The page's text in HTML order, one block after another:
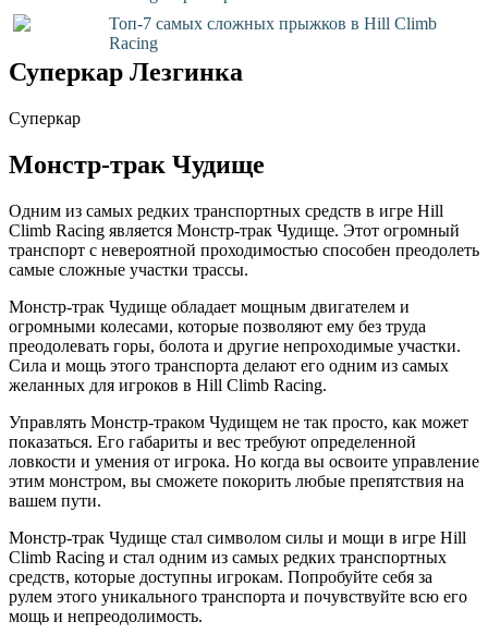
Топ-7 самых сложных прыжков в Hill Climb
Racing
Суперкар Лезгинка
Суперкар
Монстр-трак Чудище
Одним из самых редких транспортных средств в игре Hill
Climb Racing является Монстр-трак Чудище. Этот огромный
транспорт с невероятной проходимостью способен преодолеть
самые сложные участки трассы.
Монстр-трак Чудище обладает мощным двигателем и
огромными колесами, которые позволяют ему без труда
преодолевать горы, болота и другие непроходимые участки.
Сила и мощь этого транспорта делают его одним из самых
желанных для игроков в Hill Climb Racing.
Управлять Монстр-траком Чудищем не так просто, как может
показаться. Его габариты и вес требуют определенной
ловкости и умения от игрока. Но когда вы освоите управление
этим монстром, вы сможете покорить любые препятствия на
вашем пути.
Монстр-трак Чудище стал символом силы и мощи в игре Hill
Climb Racing и стал одним из самых редких транспортных
средств, которые доступны игрокам. Попробуйте себя за
рулем этого уникального транспорта и почувствуйте всю его
мощь и непреодолимость.